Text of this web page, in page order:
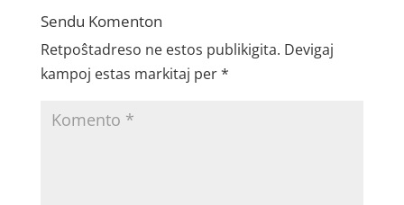
Sendu Komenton
Retpoŝtadreso ne estos publikigita. Devigaj
kampoj estas markitaj per*